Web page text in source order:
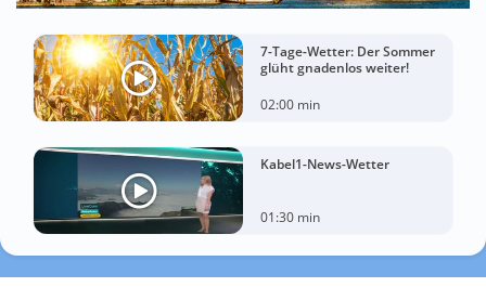
7-Tage-Wetter: Der Sommer
glüht gnadenlos weiter!
02:00 min
Kabel1-News-Wetter
01:30 min